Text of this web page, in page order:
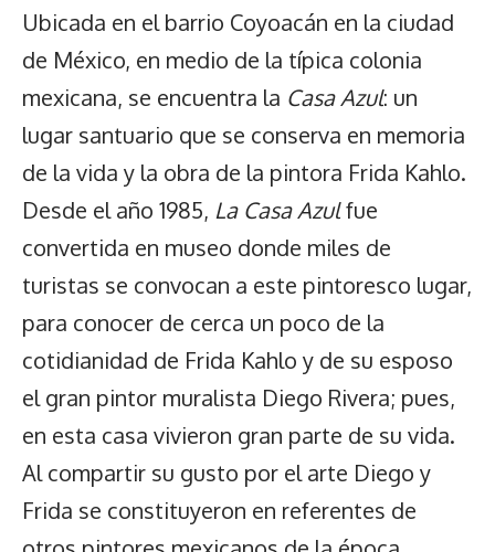
Ubicada en el barrio Coyoacán en la ciudad
de México, en medio de la típica colonia
mexicana, se encuentra la Casa Azul: un
lugar santuario que se conserva en memoria
de la vida y la obra de la pintora Frida Kahlo.
Desde el año 1985, La Casa Azulfue
convertida en museo donde miles de
turistas se convocan a este pintoresco lugar,
para conocer de cerca un poco de la
cotidianidad de Frida Kahlo y de su esposo
el gran pintor muralista Diego Rivera; pues,
en esta casa vivieron gran parte de su vida.
Al compartir su gusto por el arte Diego y
Frida se constituyeron en referentes de